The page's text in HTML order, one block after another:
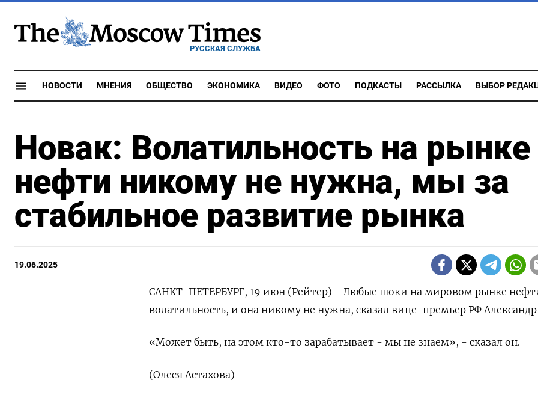
РУССКАЯ СЛУЖБА
НОВОСТИ МНЕНИЯ ОБЩЕСТВО ЭКОНОМИКА ВИДЕО ФОТО ПОДКАСТЫ РАССЫЛКА ВЫБОР
Новак: Волатильность на рынке
нефти никому не нужна, мы за
стабильное развитие рынка
19.06.2025
САНКТ-ПЕТЕРБУРГ, 19 июн (Рейтер) - Любые шоки на мировом рынке
волатильность, и она никому не нужна, сказал вице-премьер РФ
«Может быть, на этом кто-то зарабатывает - мы не знаем», - сказал он.
(Олеся Астахова)